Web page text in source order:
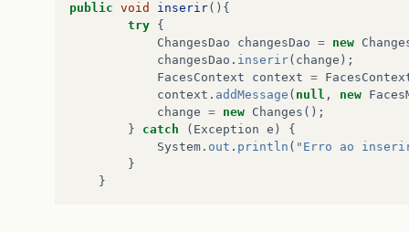
public void inserir(){
try {
ChangesDao
changesDao = new
changesDao . inserir( change );
FacesContext
context =
context . addMessage ( null , new
change = new Changes ();
}
catch ( Exception e )
{
System . out . println ( "Erro ao
}
}